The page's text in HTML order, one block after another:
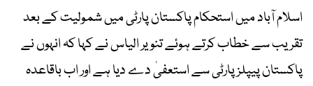
اسلام آباد میں استحکام پاکستان پارٹی میں شمولیت کے بعد
تقریب سے خطاب کرتے ہوئے تنویر الیاس نے کہا کہ انہوں نے
پاکستان پیپلز پارٹی سے استعفیٰ دے دیا ہے اور اب باقاعدہ